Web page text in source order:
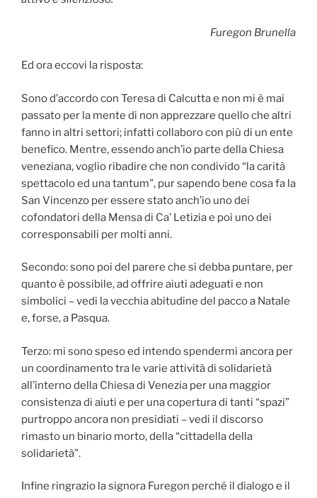
Furegon Brunella
Ed ora eccovi la risposta:
Sono d’accordo con Teresa di Calcutta e non mi è mai
passato per la mente di non apprezzare quello che altri
fanno in altri settori; infatti collaboro con più di un ente
benefico. Mentre, essendo anch’io parte della Chiesa
veneziana, voglio ribadire che non condivido “la carità
spettacolo ed una tantum”, pur sapendo bene cosa fa la
San Vincenzo per essere stato anch’io uno dei
cofondatori della Mensa di Ca’ Letizia e poi uno dei
corresponsabili per molti anni.
Secondo: sono poi del parere che si debba puntare, per
quanto è possibile, ad offrire aiuti adeguati e non
simbolici – vedi la vecchia abitudine del pacco a Natale
e, forse, a Pasqua.
Terzo: mi sono speso ed intendo spendermi ancora per
un coordinamento tra le varie attività di solidarietà
all’interno della Chiesa di Venezia per una maggior
consistenza di aiuti e per una copertura di tanti “spazi”
purtroppo ancora non presidiati – vedi il discorso
rimasto un binario morto, della “cittadella della
solidarietà”.
Infine ringrazio la signora Furegon perché il dialogo e il